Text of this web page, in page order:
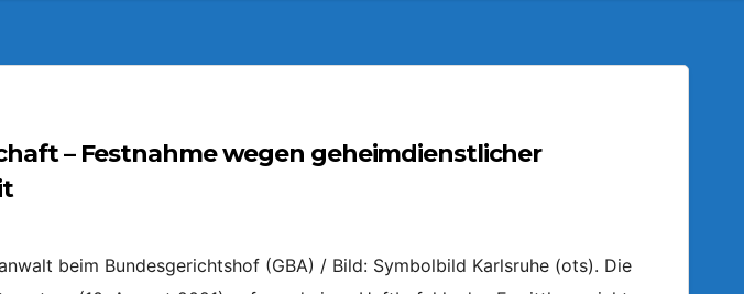
– Festnahme wegen geheimdienstlicher
beim Bundesgerichtshof (GBA) / Bild: Symbolbild Karlsruhe (ots). Die